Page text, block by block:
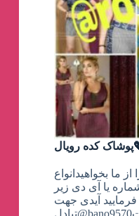
ما بخواهیدانواع
یا آی دی زیر
آیدی جهت
تبادل@bano9570آیدی جهت